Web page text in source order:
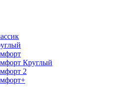
Круглый
2